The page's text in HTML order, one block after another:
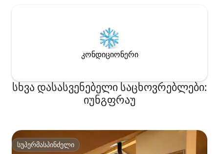
კონდიციონერი
სხვა დასასვენებელი საცხოვრებლები:
იუნგფრაუ
სუპერმასპინძელი
სუპერმასპინძელი